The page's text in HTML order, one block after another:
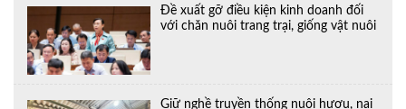
Đề xuất gỡ điều kiện kinh doanh đối
với chăn nuôi trang trại, giống vật nuôi
Giữ nghề truyền thống nuôi hươu, nai